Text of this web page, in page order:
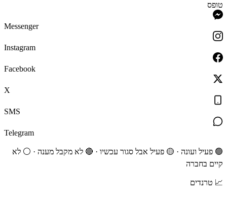
טופס
Messenger
Instagram
Facebook
X
SMS
Telegram
🟢 פעיל ועונה · 🟡 פעיל אבל סגור עכשיו · 🔴 לא מקבל מענה · ⚪ לא
קיים בחברה
📈 טרנדים